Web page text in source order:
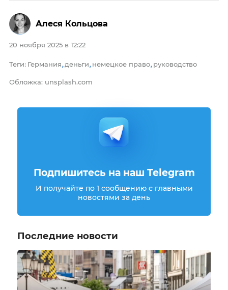
20 ноября 2025 в 12:22
Теги: Германия, деньги, немецкое право, руководство
Обложка: unsplash.com
Алеся Кольцова
Подпишитесь на наш Telegram
И получайте по 1 сообщению с главными
новостями за день
Последние новости